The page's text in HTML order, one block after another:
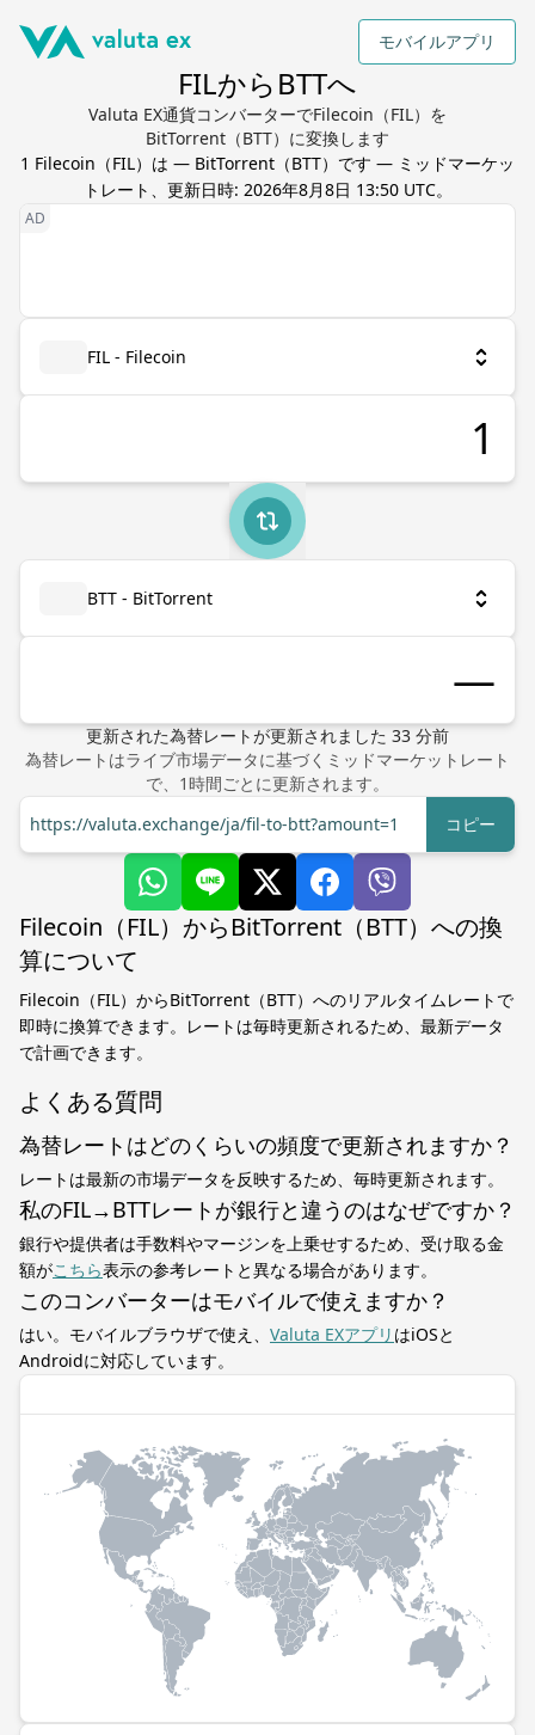
モバイルアプリ
FILからBTTへ
Valuta EX通貨コンバーターでFilecoin（FIL）を
BitTorrent（BTT）に変換します
1 Filecoin （FIL）は — BitTorrent （BTT）です — ミッドマーケッ
トレート、更新日時: 2026年8月8日 13:50 UTC。
FIL - Filecoin
BTT - BitTorrent
更新された為替レートが更新されました 33 分前
為替レートはライブ市場データに基づくミッドマーケットレート
で、1時間ごとに更新されます。
https://valuta.exchange/ja/fil-to-btt?amount=1
コピー
Filecoin（FIL）からBitTorrent（BTT）への換
算について
Filecoin（FIL）からBitTorrent（BTT）へのリアルタイムレートで
即時に換算できます。レートは毎時更新されるため、最新データ
で計画できます。
よくある質問
為替レートはどのくらいの頻度で更新されますか？
レートは最新の市場データを反映するため、毎時更新されます。
私のFIL→BTTレートが銀行と違うのはなぜですか？
銀行や提供者は手数料やマージンを上乗せするため、受け取る金
額がこちら表示の参考レートと異なる場合があります。
このコンバーターはモバイルで使えますか？
はい。モバイルブラウザで使え、 Valuta EXアプリ はiOSと
Androidに対応しています。